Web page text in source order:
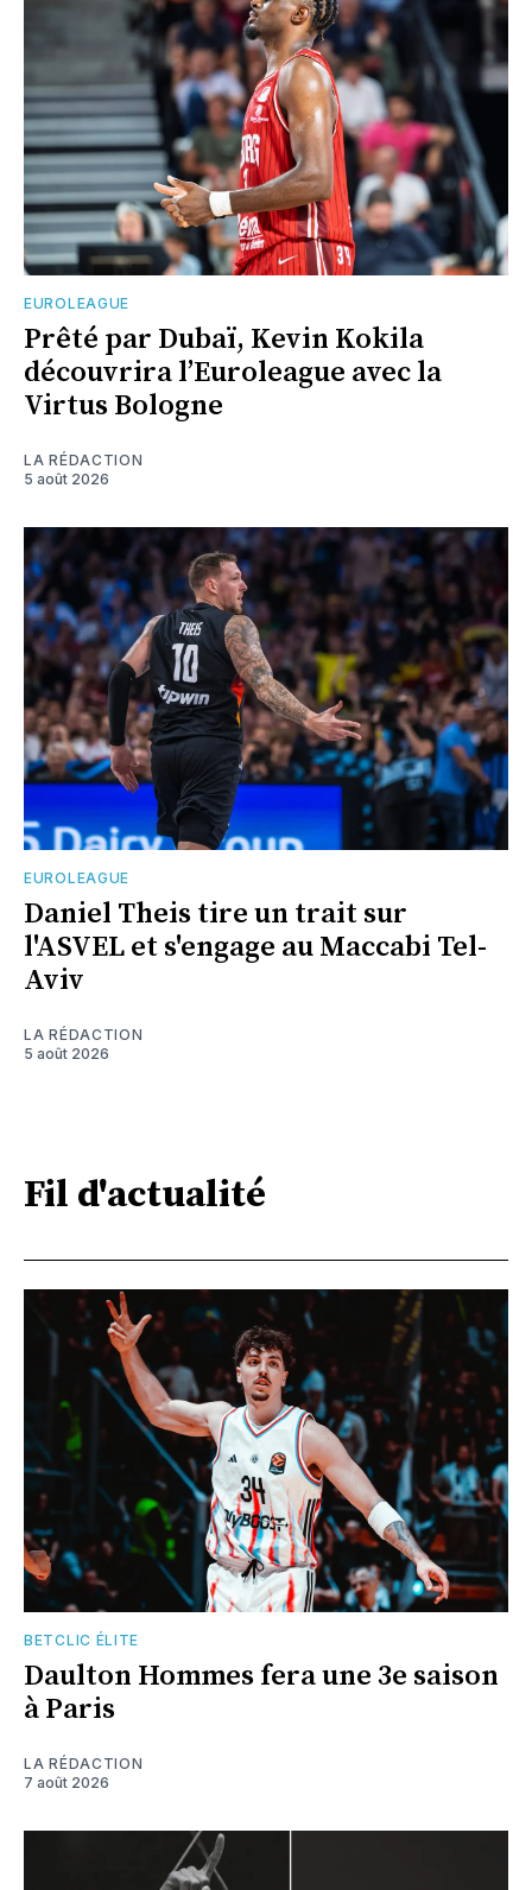
EUROLEAGUE
Prêté par Dubaï, Kevin Kokila
découvrira l’Euroleague avec la
Virtus Bologne
LA RÉDACTION
5 août 2026
EUROLEAGUE
Daniel Theis tire un trait sur
l'ASVEL et s'engage au Maccabi Tel-
Aviv
LA RÉDACTION
5 août 2026
Fil d'actualité
BETCLIC ÉLITE
Daulton Hommes fera une 3e saison
à Paris
LA RÉDACTION
7 août 2026